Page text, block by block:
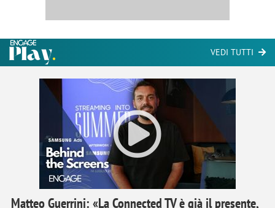
VEDI TUTTI
Matteo Guerrini: «La Connected TV è già il presente,